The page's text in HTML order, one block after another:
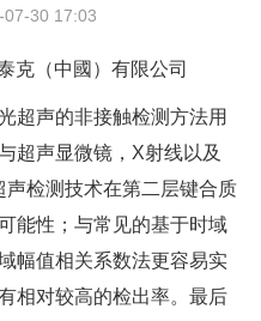
07-30 17:03
克（中國）有限公司
超声的非接触检测方法用
超声显微镜，X射线以及
检测技术在第二层键合质
能性；与常见的基于时域
幅值相关系数法更容易实
相对较高的检出率。最后